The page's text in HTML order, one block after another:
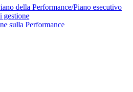
della Performance/Piano esecutivo
gestione
sulla Performance